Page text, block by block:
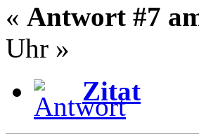
« Antwort #7
Uhr »
Zitat